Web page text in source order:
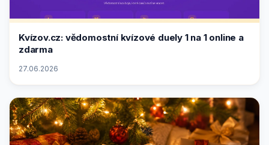
Kvízov.cz: vědomostní kvízové duely 1 na 1 online a
zdarma
27.06.2026